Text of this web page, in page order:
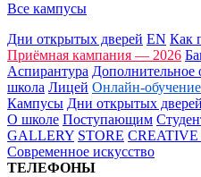
Все кампусы
Дни открытых дверей EN Как
Приёмная кампания — 2026
Аспирантура Дополнительное
школа Лицей Онлайн-обучение
Кампусы Дни открытых дверей
О школе Поступающим
GALLERY STORE
Современное искусство
ТЕЛЕФОНЫ